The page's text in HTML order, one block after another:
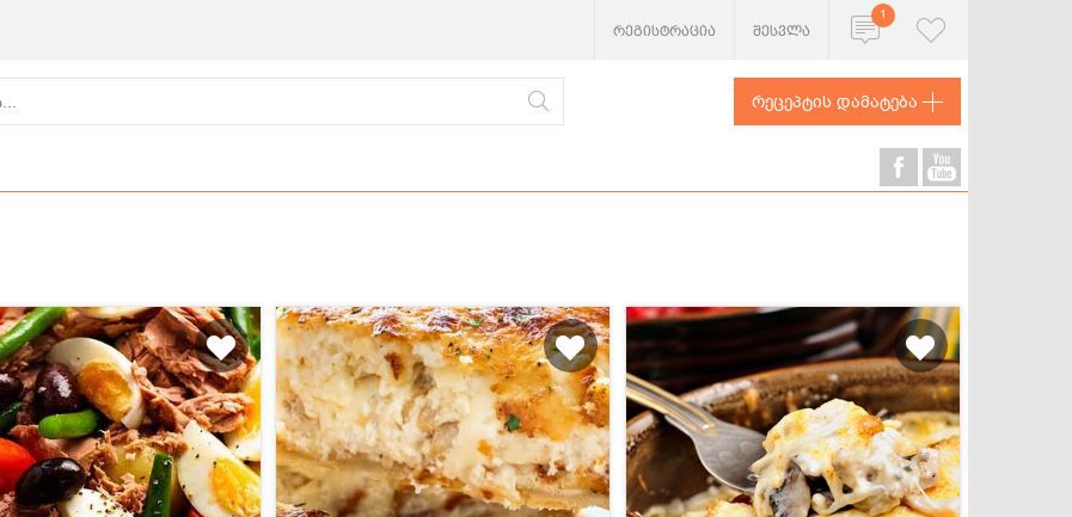
რეგისტრაცია შესვლა
1
რეცეპტის დამატება
ქართული
სამზარეულო
წვნიანები ცომეული ხორცეული
თევზი და
ზღვის
პროდუქტები